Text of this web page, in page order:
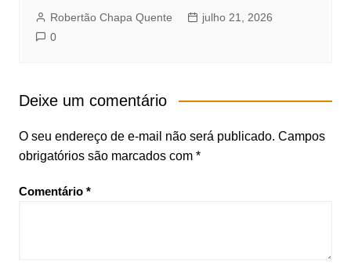
Robertão Chapa Quente
julho 21, 2026
0
Deixe um comentário
O seu endereço de e-mail não será publicado. Campos
obrigatórios são marcados com *
Comentário *